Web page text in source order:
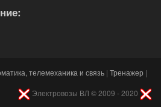
телемеханика и связь | Тренажер |
Электровозы ВЛ © 2009 - 2020